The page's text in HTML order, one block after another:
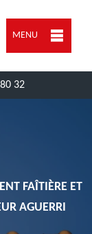
MENU
32
FAÎTIÈRE ET
AGUERRI